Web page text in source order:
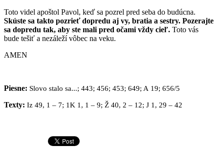
Toto videl apoštol Pavol, keď sa pozrel pred seba do budúcna.
Skúste sa takto pozrieť dopredu aj vy, bratia a sestry. Pozerajte
sa dopredu tak, aby ste mali pred očami vždy cieľ. Toto vás
bude tešiť a nezáleží vôbec na veku.
AMEN
Piesne: Slovo stalo sa...; 443; 456; 453; 649; A 19; 656/5
Texty: Iz 49, 1 – 7; 1K 1, 1 – 9; Ž 40, 2 – 12; J 1, 29 – 42